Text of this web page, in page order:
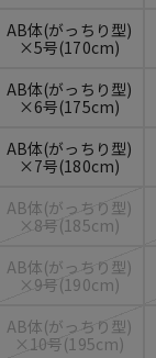
AB体(がっちり型)
×5号(170cm)
AB体(がっちり型)
×6号(175cm)
AB体(がっちり型)
×7号(180cm)
AB体(がっちり型)
×8号(185cm)
AB体(がっちり型)
×9号(190cm)
AB体(がっちり型)
×10号(195cm)